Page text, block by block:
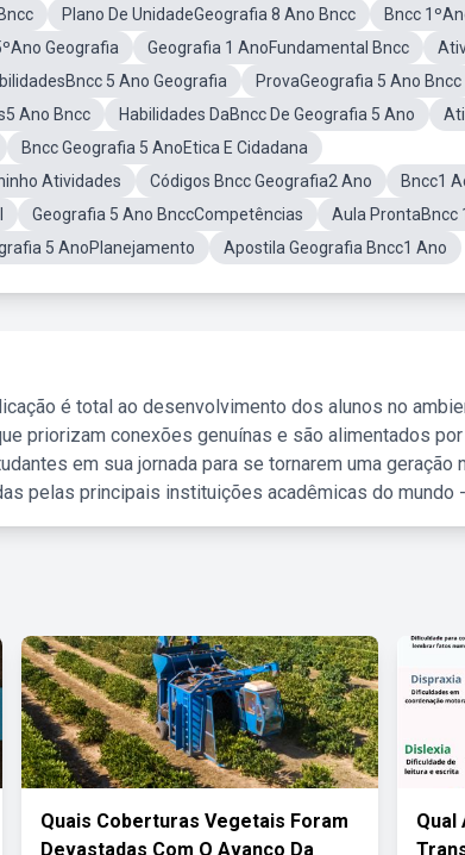
Plano De UnidadeGeografia 8 Ano Bncc
Bncc
Geografia Geografia 1 AnoFundamental Bncc
5 Ano Geografia
ProvaGeografia 5 Ano Bncc
Ano Bncc Habilidades DaBncc De Geografia 5 Ano
Bncc Geografia 5 AnoEtica E Cidadana
Atividades
Códigos Bncc Geografia2 Ano
Bncc1
Geografia 5 Ano BnccCompetências
Aula ProntaBncc
5 AnoPlanejamento Apostila Geografia Bncc1 Ano
é total ao desenvolvimento dos alunos no
priorizam conexões genuínas e são alimentados
em sua jornada para se tornarem uma geração
pelas principais instituições acadêmicas do mundo -
Quais Coberturas Vegetais Foram
Devastadas Com O Avanço Da
Qual